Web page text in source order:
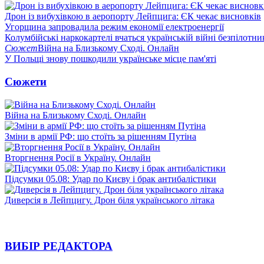
Дрон із вибухівкою в аеропорту Лейпцига: ЄК чекає висновків
Угорщина запровадила режим економії електроенергії
Колумбійські наркокартелі вчаться українській війні
СюжетВійна на Близькому Сході. Онлайн
У Польщі знову пошкодили українське місце пам'яті
Сюжети
Війна на Близькому Сході. Онлайн
Зміни в армії РФ: що стоїть за рішенням Путіна
Вторгнення Росії в Україну. Онлайн
Підсумки 05.08: Удар по Києву і брак антибалістики
Диверсія в Лейпцигу. Дрон біля українського літака
ВИБІР РЕДАКТОРА